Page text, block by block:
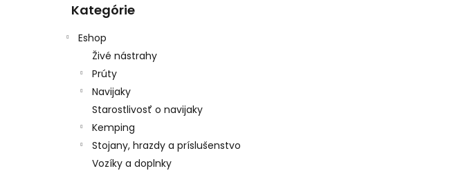
kategórie
Kategórie
Eshop
Živé nástrahy
Prúty
Navijaky
Starostlivosť o navijaky
Kemping
Stojany, hrazdy a príslušenstvo
Vozíky a doplnky